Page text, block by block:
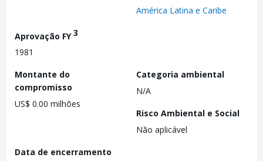
América Latina e Caribe
Aprovação FY3
1981
Montante do
compromisso
US$ 0.00 milhões
Categoria ambiental
N/A
Risco Ambiental e Social
Não aplicável
Data de encerramento